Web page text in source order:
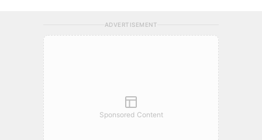
ADVERTISEMENT
Sponsored Content